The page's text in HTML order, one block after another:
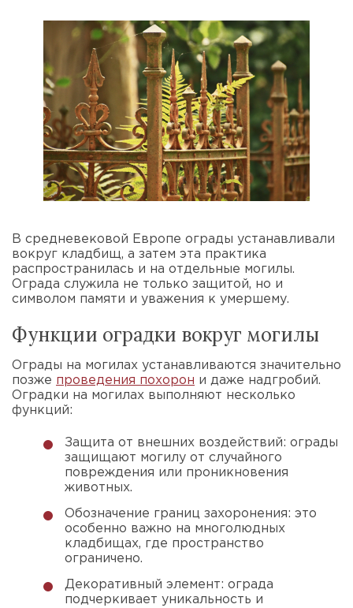
В средневековой Европе ограды устанавливали
вокруг кладбищ, а затем эта практика
распространилась и на отдельные могилы.
Ограда служила не только защитой, но и
символом памяти и уважения к умершему.
Функции оградки вокруг могилы
Ограды на могилах устанавливаются значительно
позже проведения похорон и даже надгробий.
Оградки на могилах выполняют несколько
функций:
Защита от внешних воздействий: ограды
защищают могилу от случайного
повреждения или проникновения
животных.
Обозначение границ захоронения: это
особенно важно на многолюдных
кладбищах, где пространство
ограничено.
Декоративный элемент: ограда
подчеркивает уникальность и